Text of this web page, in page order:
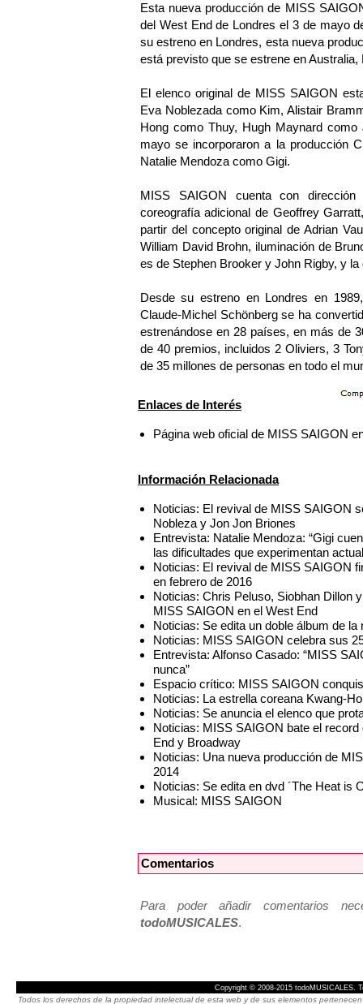
Esta nueva producción de MISS
del West End de Londres el 3 de mayo
su estreno en Londres, esta nueva
está previsto que se estrene en
El elenco original de MISS SAIGON
Eva Noblezada como Kim, Alistair
Hong como Thuy, Hugh Maynard
mayo se incorporaron a la producción
Natalie Mendoza como Gigi.
MISS SAIGON cuenta con
coreografía adicional de Geoffrey
partir del concepto original de Adrian
William David Brohn, iluminación de
es de Stephen Brooker y John Rigby, y
Desde su estreno en Londres en
Claude-Michel Schönberg se ha
estrenándose en 28 países, en más de
de 40 premios, incluidos 2 Oliviers, 3
de 35 millones de personas en todo el
Enlaces de Interés
Página web oficial de MISS SAIGON
Información Relacionada
Noticias: El revival de MISS SAIGON
Nobleza y Jon Jon Briones
Entrevista: Natalie Mendoza: “Gigi
las dificultades que experimentan
Noticias: El revival de MISS SAIGON
en febrero de 2016
Noticias: Chris Peluso, Siobhan Dillon
MISS SAIGON en el West End
Noticias: Se edita un doble álbum de
Noticias: MISS SAIGON celebra sus
Entrevista: Alfonso Casado: “MISS
nunca”
Espacio crítico: MISS SAIGON
Noticias: La estrella coreana Kwang-
Noticias: Se anuncia el elenco que
Noticias: MISS SAIGON bate el
End y Broadway
Noticias: Una nueva producción de
2014
Noticias: Se edita en dvd ´The Heat is
Musical: MISS SAIGON
Comentarios
Para poder añadir comentarios
todoMUSICALES.
Copyright © 2008-2015 todoMUSICALES.
Todos los derechos de la propiedad intelectual de esta web y de sus elementos